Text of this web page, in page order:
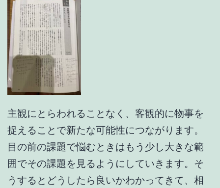
主観にとらわれることなく、客観的に物事を
捉えることで新たな可能性につながります。
目の前の課題で悩むときはもう少し大きな範
囲でその課題を見るようにしていきます。そ
うするとどうしたら良いかわかってきて、相